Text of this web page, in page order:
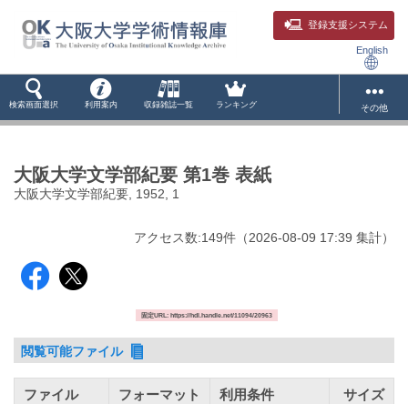
登録支援システム
English
検索画面選択 利用案内 収録雑誌一覧 ランキング その他
大阪大学文学部紀要 第1巻 表紙
大阪大学文学部紀要, 1952, 1
アクセス数:149件 （2026-08-09 17:39 集計）
固定URL: https://hdl.handle.net/11094/20963
閲覧可能ファイル
ファイル フォーマット 利用条件 サイズ